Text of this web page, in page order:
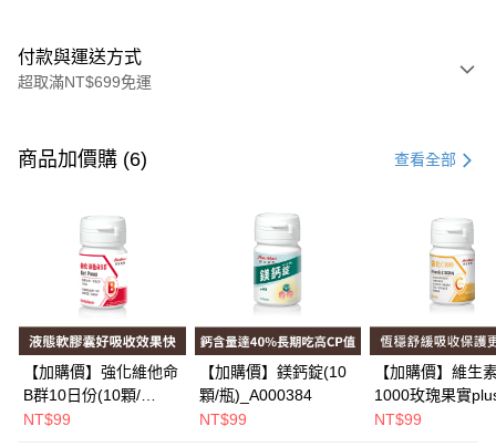
付款與運送方式
超取滿NT$699免運
信用卡一次付款
Apple Pay
悠遊付
Google Pay
商品加價購 (6) 查看全部
【加購價】強化維他命
B群10日份(10顆/
瓶)_A000226
NT$99
【加購價】鎂鈣錠(10
顆/瓶)_A000384
NT$99
【加購價】維生
1000玫瑰果實
(10錠/瓶)*1瓶
NT$99